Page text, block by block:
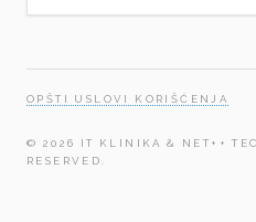
OPŠTI USLOVI KORIŠĆENJA
© 2026 IT KLINIKA & NET++
RESERVED.